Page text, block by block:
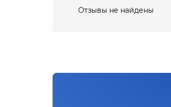
Отзывы не найдены